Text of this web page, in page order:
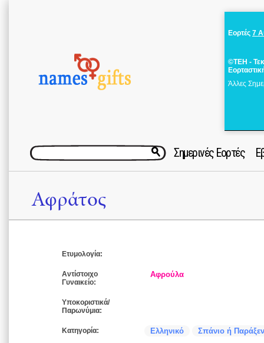
Εορτές 7
©ΤΕΗ -
Άλλες
Σημερινές Εορτές
Αφράτος
Ετυμολογία:
Αντίστοιχο
Γυναικείο:
Αφρούλα
Υποκοριστικά/
Παρωνύμια:
Κατηγορία: Ελληνικό Σπάνιο ή